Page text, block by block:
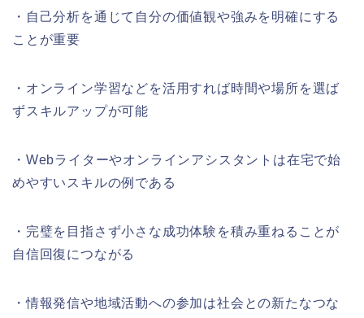
・自己分析を通じて自分の価値観や強みを明確にする
ことが重要
・オンライン学習などを活用すれば時間や場所を選ば
ずスキルアップが可能
・Webライターやオンラインアシスタントは在宅で始
めやすいスキルの例である
・完璧を目指さず小さな成功体験を積み重ねることが
自信回復につながる
・情報発信や地域活動への参加は社会との新たなつな